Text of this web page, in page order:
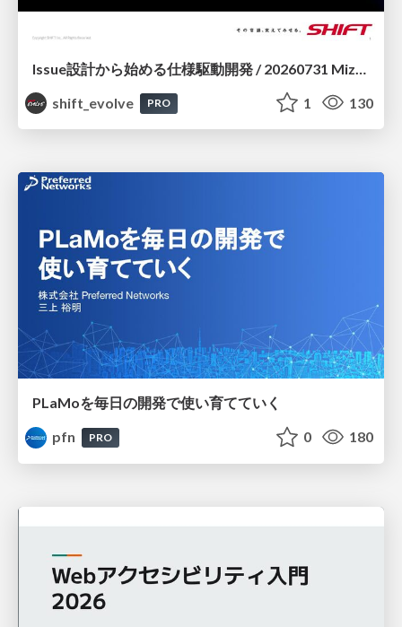
shift_evolve
PRO 1 130
PLaMoを毎日の開発で使い育てていく
pfn
PRO 0 180